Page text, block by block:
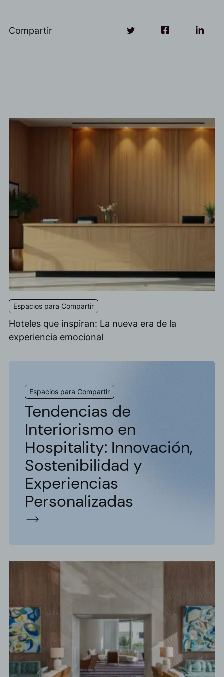
Compartir
Espacios para Compartir
Hoteles que inspiran: La nueva era de la
experiencia emocional
Espacios para Compartir
Tendencias de
Interiorismo en
Hospitality: Innovación,
Sostenibilidad y
Experiencias
Personalizadas